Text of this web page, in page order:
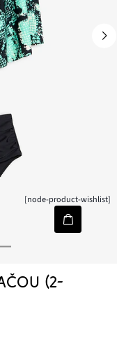
[node-product-wishlist]
(2-